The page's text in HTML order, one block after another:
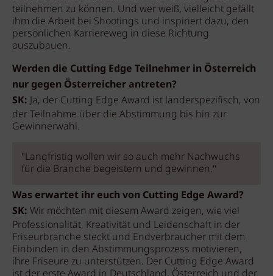
teilnehmen zu können. Und wer weiß, vielleicht gefällt
ihm die Arbeit bei Shootings und inspiriert dazu, den
persönlichen Karriereweg in diese Richtung
auszubauen.
Werden die Cutting Edge Teilnehmer in Österreich
nur gegen Österreicher antreten?
SK:Ja, der Cutting Edge Award ist länderspezifisch, von
der Teilnahme über die Abstimmung bis hin zur
Gewinnerwahl.
"Langfristig wollen wir so auch mehr Nachwuchs
für die Branche begeistern und gewinnen."
Was erwartet ihr euch von Cutting Edge Award?
SK: Wir möchten mit diesem Award zeigen, wie viel
Professionalität, Kreativität und Leidenschaft in der
Friseurbranche steckt und Endverbraucher mit dem
Einbinden in den Abstimmungsprozess motivieren,
ihre Friseure zu unterstützen. Der Cutting Edge Award